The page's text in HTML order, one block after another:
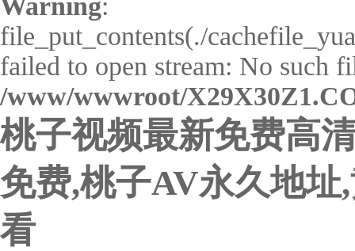
Warning:
file_put_contents(./
failed to open stream: No such
/www/wwwroot/
桃子视频最新免费高
免费,桃子AV永久地
看